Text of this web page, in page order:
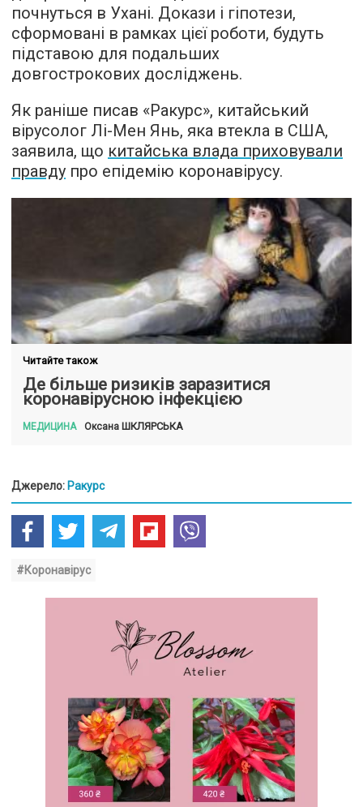
почнуться в Ухані. Докази і гіпотези,
сформовані в рамках цієї роботи, будуть
підставою для подальших
довгострокових досліджень.
Як раніше писав «Ракурс», китайський
вірусолог Лі-Мен Янь, яка втекла в США,
заявила, що китайська влада приховували
правду про епідемію коронавірусу.
Читайте також
Де більше ризиків заразитися
коронавірусною інфекцією
МЕДИЦИНА Оксана ШКЛЯРСЬКА
Джерело: Ракурс
#Коронавірус